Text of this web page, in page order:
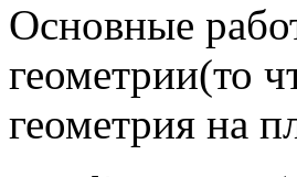
Основные
геометрии(то
геометрия на